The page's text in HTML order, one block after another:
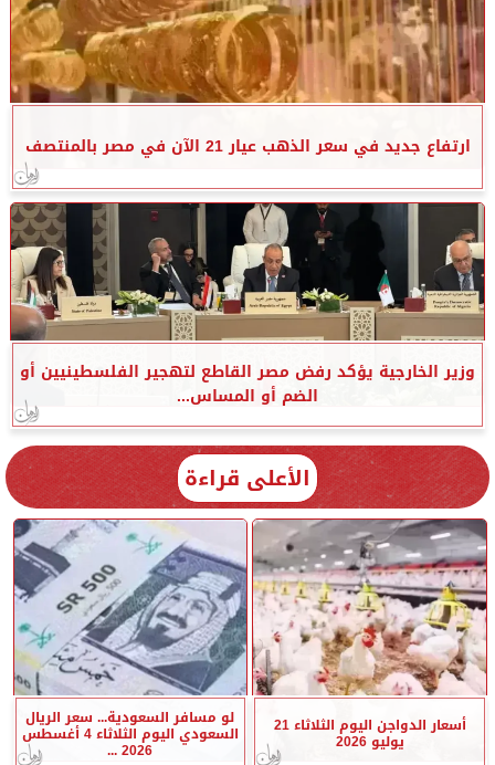
ارتفاع جديد في سعر الذهب عيار 21 الآن في مصر بالمنتصف
وزير الخارجية يؤكد رفض مصر القاطع لتهجير الفلسطينيين أو
الضم أو المساس...
الأعلى قراءة
أسعار الدواجن اليوم الثلاثاء 21
يوليو 2026
لو مسافر السعودية... سعر الريال
السعودي اليوم الثلاثاء 4 أغسطس
2026 ...